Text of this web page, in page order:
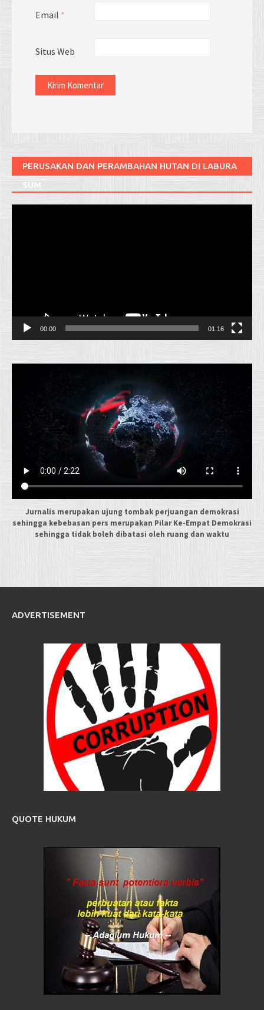
Email *
Situs Web
PERUSAKAN DAN PERAMBAHAN HUTAN DI LABURA
SUM
00:00 01:16
Jurnalis merupakan ujung tombak perjuangan demokrasi
sehingga kebebasan pers merupakan Pilar Ke-Empat Demokrasi
sehingga tidak boleh dibatasi oleh ruang dan waktu
ADVERTISEMENT
QUOTE HUKUM